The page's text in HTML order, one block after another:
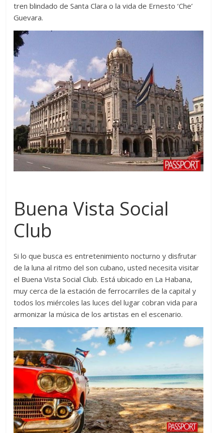
tren blindado de Santa Clara o la vida de Ernesto ‘Che’
Guevara.
Buena Vista Social
Club
Si lo que busca es entretenimiento nocturno y disfrutar
de la luna al ritmo del son cubano, usted necesita visitar
el Buena Vista Social Club. Está ubicado en La Habana,
muy cerca de la estación de ferrocarriles de la capital y
todos los miércoles las luces del lugar cobran vida para
armonizar la música de los artistas en el escenario.